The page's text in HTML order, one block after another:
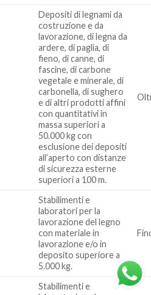
Depositi di legnami da
costruzione e da
lavorazione, di legna da
ardere, di paglia, di
fieno, di canne, di
fascine, di carbone
vegetale e minerale, di
carbonella, di sughero
e di altri prodotti affini
con quantitativi in
massa superiori a
50.000 kg con
esclusione dei depositi
all’aperto con distanze
di sicurezza esterne
superiori a 100 m.
Stabilimenti e
laboratori per la
lavorazione del legno
con materiale in
lavorazione e/o in
deposito superiore a
5.000 kg.
Stabilimenti e